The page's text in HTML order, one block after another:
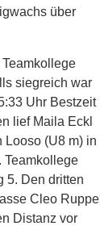
über
siegreich war
Uhr Bestzeit
lief Maila Eckl
Looso (U8 m) in
Teamkollege
5. Den dritten
Cleo Ruppel
Distanz vor